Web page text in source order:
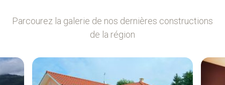
Parcourez la galerie de nos dernières constructions
de la région